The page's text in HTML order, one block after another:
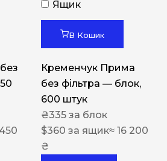
Ящик
В Кошик
Кременчук Прима
без фільтра — блок,
600 штук
₴335 за блок
$360 за ящик≈ 16 200
₴